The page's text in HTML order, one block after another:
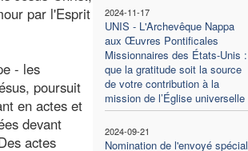
2024-11-17
UNIS - L'Archevêque Nappa
aux Œuvres Pontificales
Missionnaires des États-Unis :
que la gratitude soit la source
de votre contribution à la
mission de l’Église universelle
2024-09-21
Nomination de l'envoyé spécial
par l'Esprit
- les
poursuit
en actes et
devant
actes